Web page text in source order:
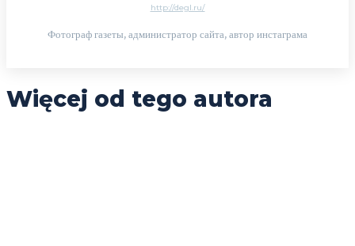
http://degl.ru/
Фотограф газеты, администратор сайта, автор инстаграма
Więcej od tego autora